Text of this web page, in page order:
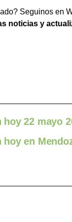
Seguinos en
noticias y
22 mayo
en